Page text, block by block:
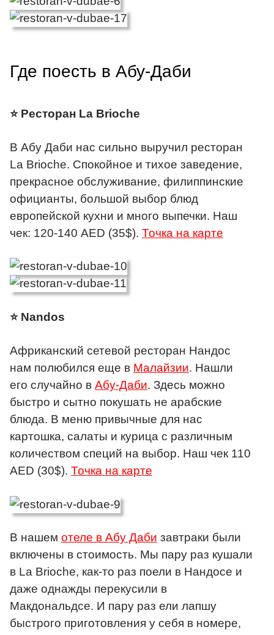
Где поесть в Абу-Даби
⭐ Ресторан La Brioche
В Абу Даби нас сильно выручил ресторан
La Brioche. Спокойное и тихое заведение,
прекрасное обслуживание, филиппинские
официанты, большой выбор блюд
европейской кухни и много выпечки. Наш
чек: 120-140 AED (35$). Точка на карте
⭐ Nandos
Африканский сетевой ресторан Нандос
нам полюбился еще в Малайзии. Нашли
его случайно в Абу-Даби. Здесь можно
быстро и сытно покушать не арабские
блюда. В меню привычные для нас
картошка, салаты и курица с различным
количеством специй на выбор. Наш чек 110
AED (30$). Точка на карте
В нашем отеле в Абу Даби завтраки были
включены в стоимость. Мы пару раз кушали
в La Brioche, как-то раз поели в Нандосе и
даже однажды перекусили в
Макдональдсе. И пару раз ели лапшу
быстрого приготовления у себя в номере,